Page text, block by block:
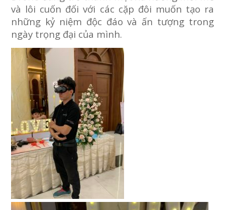
và lôi cuốn đối với các cặp đôi muốn tạo ra
những kỷ niệm độc đáo và ấn tượng trong
ngày trọng đại của mình.